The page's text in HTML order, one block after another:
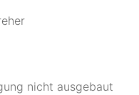
nicht ausgebaut